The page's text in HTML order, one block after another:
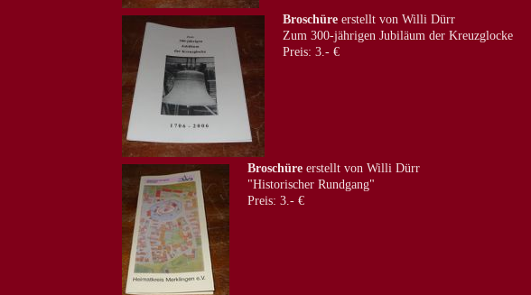
Broschüreerstellt von Willi Dürr
Zum 300-jährigen Jubiläum der Kreuzglocke
Preis: 3.- €
Broschüreerstellt von Willi Dürr
"Historischer Rundgang"
Preis: 3.- €